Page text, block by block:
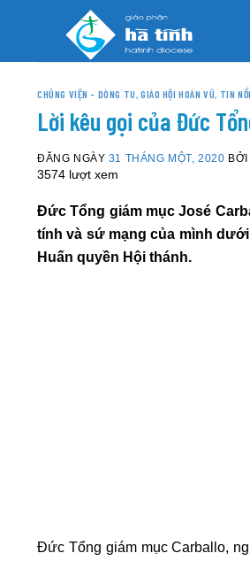
CHỦNG VIỆN - DÒNG TU, GIÁO HỘI HOÀN VŨ, TIN
Lời kêu gọi của Đức
ĐĂNG NGÀY 31 THÁNG MỘT, 2020 BỞI
3574 lượt xem
Đức Tổng giám mục José
tính và sứ mạng của mình
Huấn quyền Hội thánh.
Đức Tổng giám mục Carballo,